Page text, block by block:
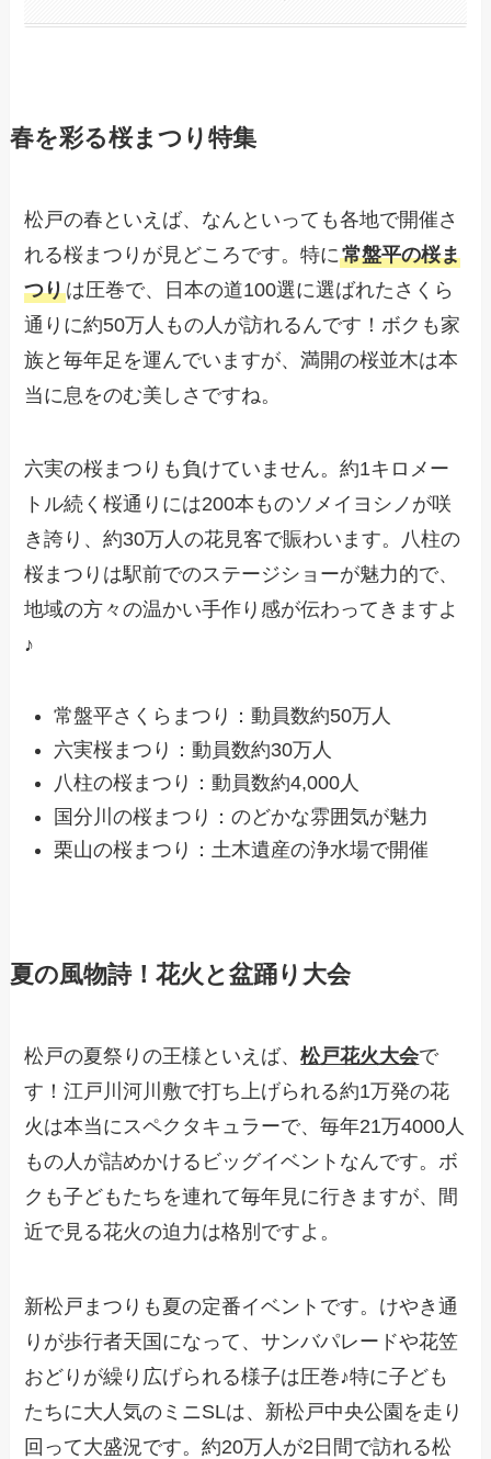
春を彩る桜まつり特集
松戸の春といえば、なんといっても各地で開催さ
れる桜まつりが見どころです。特に常盤平の桜ま
つりは圧巻で、日本の道100選に選ばれたさくら
通りに約50万人もの人が訪れるんです！ボクも家
族と毎年足を運んでいますが、満開の桜並木は本
当に息をのむ美しさですね。
六実の桜まつりも負けていません。約1キロメー
トル続く桜通りには200本ものソメイヨシノが咲
き誇り、約30万人の花見客で賑わいます。八柱の
桜まつりは駅前でのステージショーが魅力的で、
地域の方々の温かい手作り感が伝わってきますよ
♪
常盤平さくらまつり：動員数約50万人
六実桜まつり：動員数約30万人
八柱の桜まつり：動員数約4,000人
国分川の桜まつり：のどかな雰囲気が魅力
栗山の桜まつり：土木遺産の浄水場で開催
夏の風物詩！花火と盆踊り大会
松戸の夏祭りの王様といえば、松戸花火大会で
す！江戸川河川敷で打ち上げられる約1万発の花
火は本当にスペクタキュラーで、毎年21万4000人
もの人が詰めかけるビッグイベントなんです。ボ
クも子どもたちを連れて毎年見に行きますが、間
近で見る花火の迫力は格別ですよ。
新松戸まつりも夏の定番イベントです。けやき通
りが歩行者天国になって、サンバパレードや花笠
おどりが繰り広げられる様子は圧巻♪特に子ども
たちに大人気のミニSLは、新松戸中央公園を走り
回って大盛況です。約20万人が2日間で訪れる松